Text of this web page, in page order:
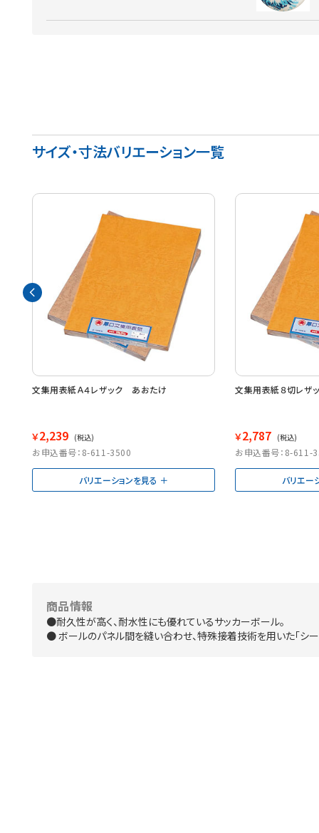
サイズ・寸法バリエーション一覧
文集用表紙Ａ４レザック あおたけ
￥2,239 (税込)
お申込番号：8-611-3500
バリエーションを見る
文集用表紙８切レザ
￥2,787 (税込)
お申込番号：8-611-
バリエー
商品情報
●耐久性が高く、耐水性にも優れているサッカーボール。
● ボールのパネル間を縫い合わせ、特殊接着技術を用いた「シー